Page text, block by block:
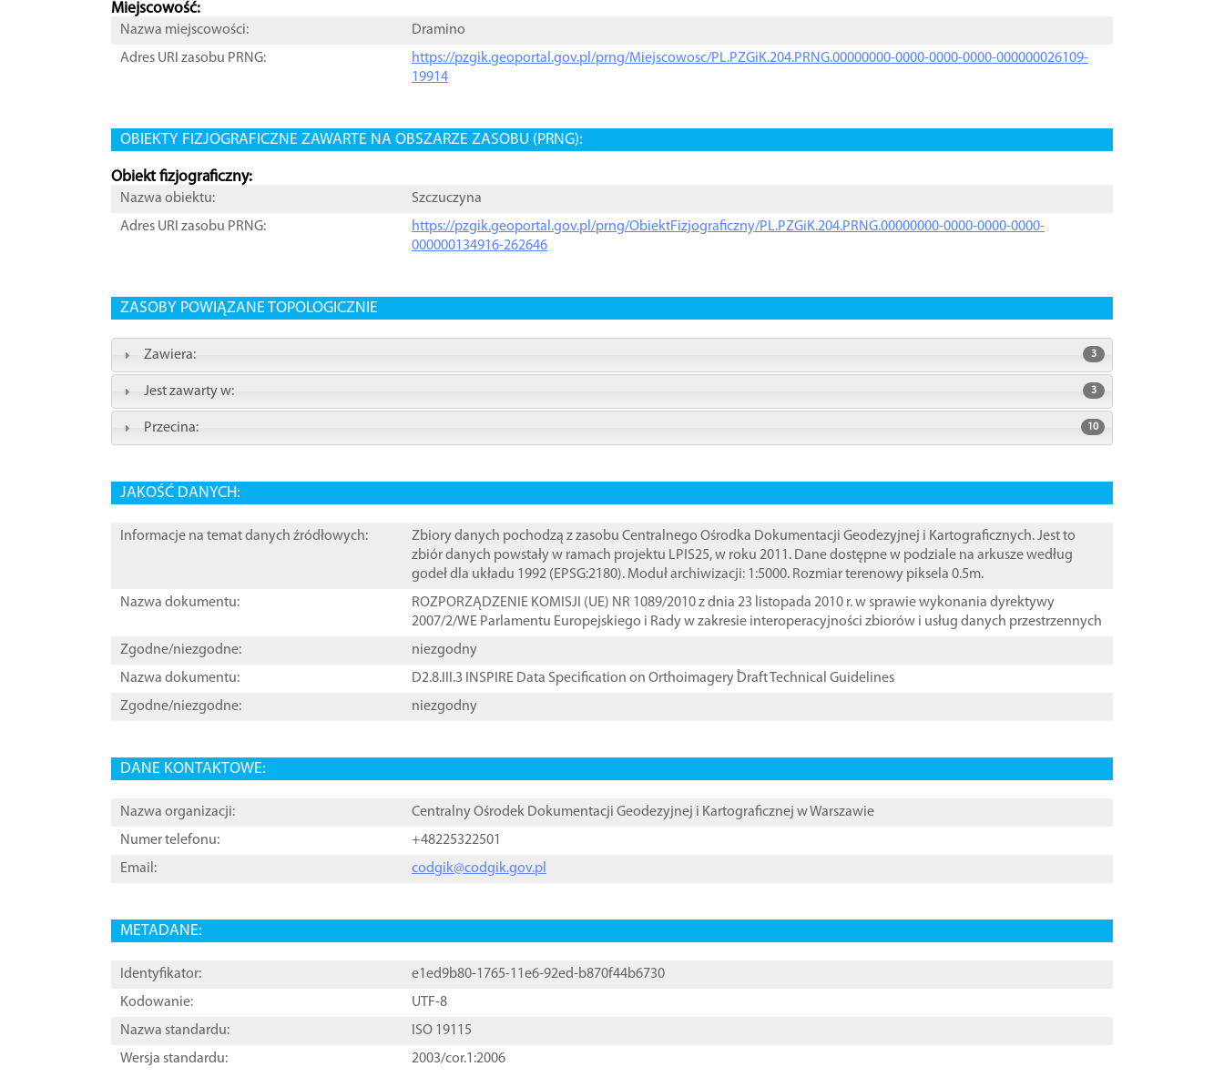
Miejscowość:
Nazwa miejscowości:
Dramino
Adres URI zasobu PRNG:
https://pzgik.geoportal.gov.pl/prng/Miejscowosc/PL.PZGiK.204.PRNG.00000000-0000-0000-0000-000000026109-
19914
OBIEKTY FIZJOGRAFICZNE ZAWARTE NA OBSZARZE ZASOBU (PRNG):
Obiekt fizjograficzny:
Nazwa obiektu:
Szczuczyna
Adres URI zasobu PRNG:
https://pzgik.geoportal.gov.pl/prng/ObiektFizjograficzny/PL.PZGiK.204.PRNG.00000000-0000-0000-0000-
000000134916-262646
ZASOBY POWIĄZANE TOPOLOGICZNIE
Zawiera: 3
Jest zawarty w: 3
Przecina: 10
JAKOŚĆ DANYCH:
Informacje na temat danych źródłowych:
Zbiory danych pochodzą z zasobu Centralnego Ośrodka Dokumentacji Geodezyjnej i Kartograficznych. Jest to
zbiór danych powstały w ramach projektu LPIS25, w roku 2011. Dane dostępne w podziale na arkusze według
godeł dla układu 1992 (EPSG:2180). Moduł archiwizacji: 1:5000. Rozmiar terenowy piksela 0.5m.
Nazwa dokumentu:
ROZPORZĄDZENIE KOMISJI (UE) NR 1089/2010 z dnia 23 listopada 2010 r. w sprawie wykonania dyrektywy
2007/2/WE Parlamentu Europejskiego i Rady w zakresie interoperacyjności zbiorów i usług danych przestrzennych
Zgodne/niezgodne:
niezgodny
Nazwa dokumentu:
D2.8.III.3 INSPIRE Data Specification on Orthoimagery ֠Draft Technical Guidelines
Zgodne/niezgodne:
niezgodny
DANE KONTAKTOWE:
Nazwa organizacji:
Centralny Ośrodek Dokumentacji Geodezyjnej i Kartograficznej w Warszawie
Numer telefonu:
+48225322501
Email:
codgik@codgik.gov.pl
METADANE:
Identyfikator:
e1ed9b80-1765-11e6-92ed-b870f44b6730
Kodowanie:
UTF-8
Nazwa standardu:
ISO 19115
Wersja standardu:
2003/cor.1:2006